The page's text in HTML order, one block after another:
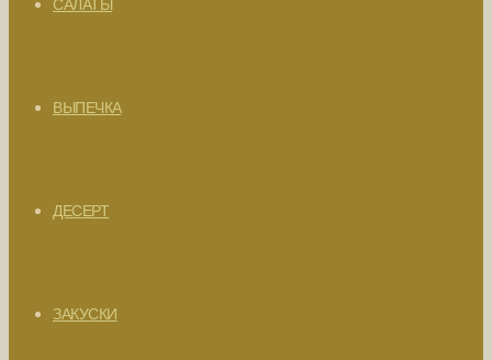
САЛАТЫ
ВЫПЕЧКА
ДЕСЕРТ
ЗАКУСКИ